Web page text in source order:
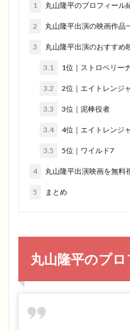
1 丸山隆平のプロフィール
2 丸山隆平出演の映画作品
3 丸山隆平出演のおすすめ
3.1 1位｜ストロベリー
3.2 2位｜エイトレンジ
3.3 3位｜泥棒役者
3.4 4位｜エイトレンジ
3.5 5位｜ワイルド7
4 丸山隆平出演映画を無料
5 まとめ
丸山隆平のプ